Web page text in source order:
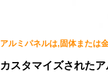
アルミパネルは,固体または
カスタマイズされた